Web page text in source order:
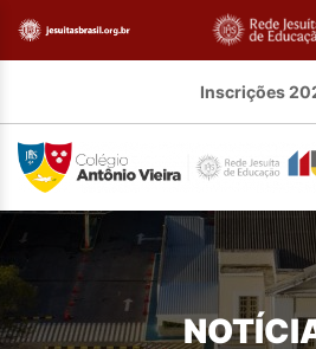
Inscrições